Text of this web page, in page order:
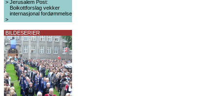
> Jerusalem Post:
Boikottforslag vekker
internasjonal fordømmelse
>
BILDESERIER